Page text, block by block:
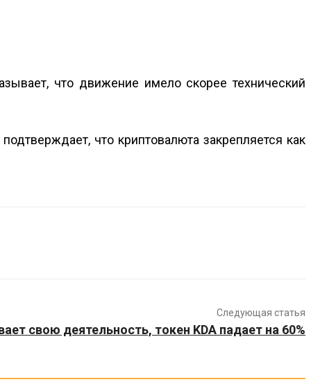
что движение имело скорее технический
что криптовалюта закрепляется как
Следующая статья
свою деятельность, токен KDA падает на 60%